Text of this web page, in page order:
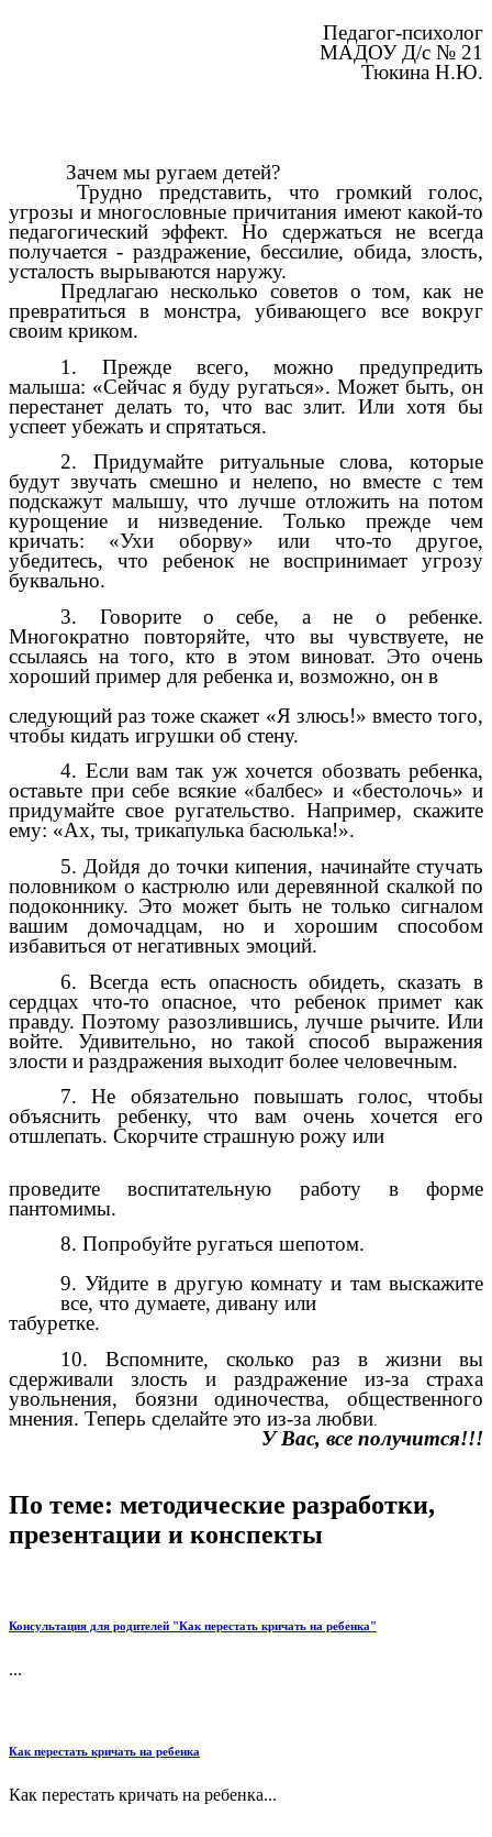
Педагог-психолог
МАДОУ Д/с № 21
Тюкина Н.Ю.
Зачем мы ругаем детей?
Трудно представить, что громкий голос,
угрозы и многословные причитания имеют какой-то
педагогический эффект. Но сдержаться не всегда
получается - раздражение, бессилие, обида, злость,
усталость вырываются наружу.
Предлагаю несколько советов о том, как не
превратиться в монстра, убивающего все вокруг
своим криком.
1. Прежде всего, можно предупредить
малыша: «Сейчас я буду ругаться». Может быть, он
перестанет делать то, что вас злит. Или хотя бы
успеет убежать и спрятаться.
2. Придумайте ритуальные слова, которые
будут звучать смешно и нелепо, но вместе с тем
подскажут малышу, что лучше отложить на потом
курощение и низведение. Только прежде чем
кричать: «Ухи оборву» или что-то другое,
убедитесь, что ребенок не воспринимает угрозу
буквально.
3. Говорите о себе, а не о ребенке.
Многократно повторяйте, что вы чувствуете, не
ссылаясь на того, кто в этом виноват. Это очень
хороший пример для ребенка и, возможно, он в
следующий раз тоже скажет «Я злюсь!» вместо того,
чтобы кидать игрушки об стену.
4. Если вам так уж хочется обозвать ребенка,
оставьте при себе всякие «балбес» и «бестолочь» и
придумайте свое ругательство. Например, скажите
ему: «Ах, ты, трикапулька басюлька!».
5. Дойдя до точки кипения, начинайте стучать
половником о кастрюлю или деревянной скалкой по
подоконнику. Это может быть не только сигналом
вашим домочадцам, но и хорошим способом
избавиться от негативных эмоций.
6. Всегда есть опасность обидеть, сказать в
сердцах что-то опасное, что ребенок примет как
правду. Поэтому разозлившись, лучше рычите. Или
войте. Удивительно, но такой способ выражения
злости и раздражения выходит более человечным.
7. Не обязательно повышать голос, чтобы
объяснить ребенку, что вам очень хочется его
отшлепать. Скорчите страшную рожу или
проведите воспитательную работу в форме
пантомимы.
8. Попробуйте ругаться шепотом.
9. Уйдите в другую комнату и там выскажите
все, что думаете, дивану или
табуретке.
10. Вспомните, сколько раз в жизни вы
сдерживали злость и раздражение из-за страха
увольнения, боязни одиночества, общественного
мнения. Теперь сделайте это из-за любви.
У Вас, все получится!!!
По теме: методические разработки,
презентации и конспекты
Консультация для родителей "Как перестать кричать на ребенка"
...
Как перестать кричать на ребенка
Как перестать кричать на ребенка...